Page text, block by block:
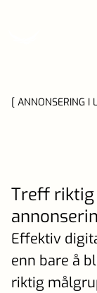
[ ANNONSERING I
Treff
Effektiv
enn bare å
riktig